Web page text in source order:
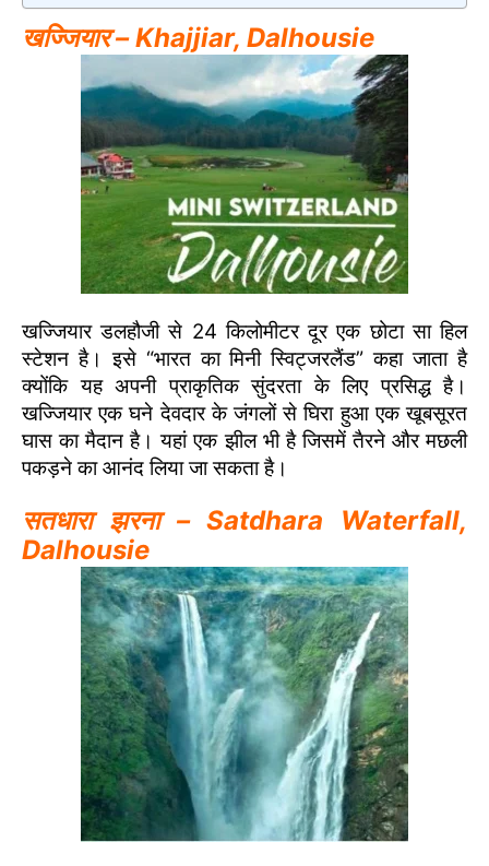
खज्जियार – Khajjiar, Dalhousie
खज्जियार डलहौजी से 24 किलोमीटर दूर एक छोटा सा हिल
स्टेशन है। इसे “भारत का मिनी स्विट्जरलैंड” कहा जाता है
क्योंकि यह अपनी प्राकृतिक सुंदरता के लिए प्रसिद्ध है।
खज्जियार एक घने देवदार के जंगलों से घिरा हुआ एक खूबसूरत
घास का मैदान है। यहां एक झील भी है जिसमें तैरने और मछली
पकड़ने का आनंद लिया जा सकता है।
सतधारा झरना – Satdhara Waterfall,
Dalhousie